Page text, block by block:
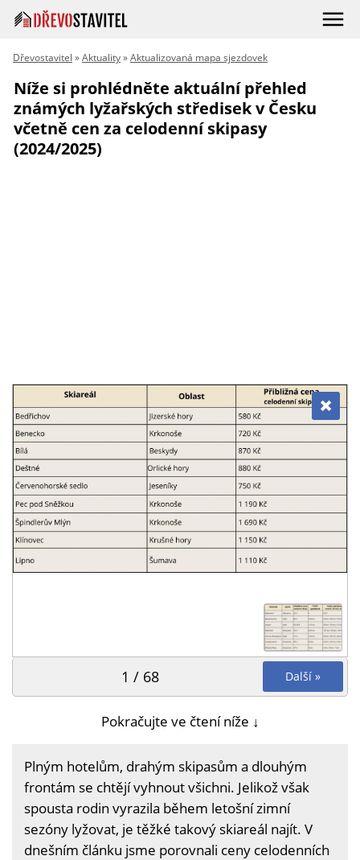
Dřevostavitel »Aktuality»Aktualizovaná mapa sjezdovek
Níže si prohlédněte aktuální přehled
známých lyžařských středisek v Česku
včetně cen za celodenní skipasy
(2024/2025)
Další »
1 / 68
Pokračujte ve čtení níže ↓
Plným hotelům, drahým skipasům a dlouhým
frontám se chtějí vyhnout všichni. Jelikož však
spousta rodin vyrazila během letošní zimní
sezóny lyžovat, je těžké takový skiareál najít. V
dnešním článku jsme porovnali ceny celodenních